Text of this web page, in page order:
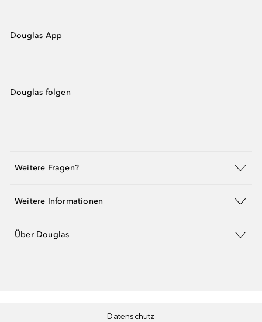
Douglas App
Douglas folgen
Weitere Fragen?
Weitere Informationen
Über Douglas
Datenschutz